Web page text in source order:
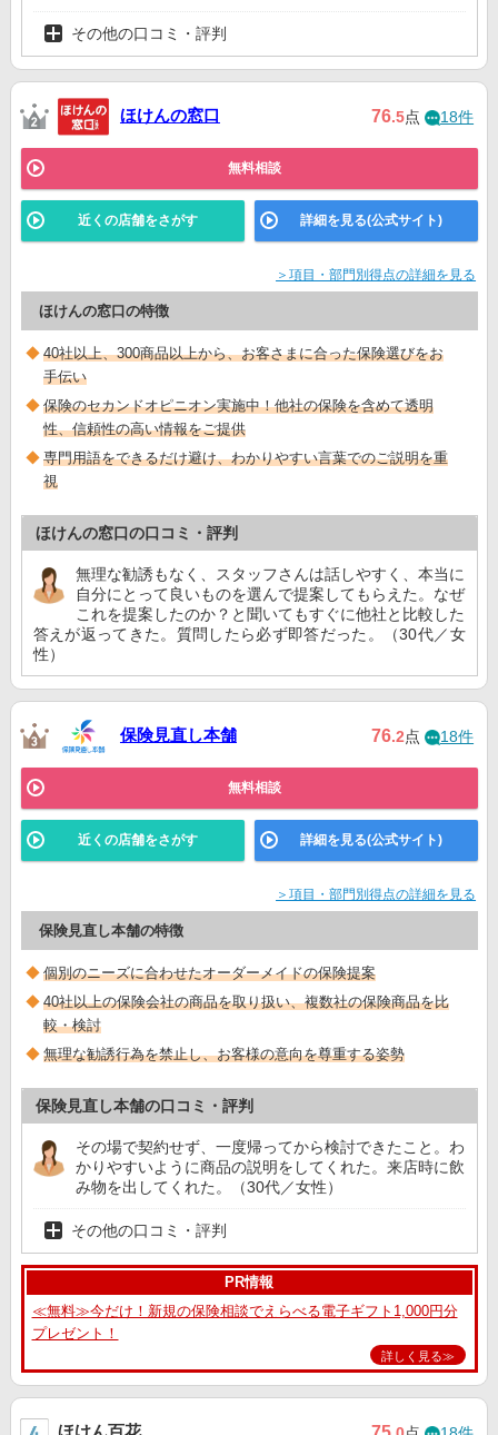
その他の口コミ・評判
ほけんの窓口 76.5点 18件
無料相談
近くの店舗をさがす 詳細を見る(公式サイト)
＞項目・部門別得点の詳細を見る
ほけんの窓口の特徴
40社以上、300商品以上から、お客さまに合った保険選びをお
手伝い
保険のセカンドオピニオン実施中！他社の保険を含めて透明
性、信頼性の高い情報をご提供
専門用語をできるだけ避け、わかりやすい言葉でのご説明を重
視
ほけんの窓口の口コミ・評判
無理な勧誘もなく、スタッフさんは話しやすく、本当に
自分にとって良いものを選んで提案してもらえた。なぜ
これを提案したのか？と聞いてもすぐに他社と比較した
答えが返ってきた。質問したら必ず即答だった。（30代／女
性）
保険見直し本舗 76.2点 18件
無料相談
近くの店舗をさがす 詳細を見る(公式サイト)
＞項目・部門別得点の詳細を見る
保険見直し本舗の特徴
個別のニーズに合わせたオーダーメイドの保険提案
40社以上の保険会社の商品を取り扱い、複数社の保険商品を比
較・検討
無理な勧誘行為を禁止し、お客様の意向を尊重する姿勢
保険見直し本舗の口コミ・評判
その場で契約せず、一度帰ってから検討できたこと。わ
かりやすいように商品の説明をしてくれた。来店時に飲
み物を出してくれた。（30代／女性）
その他の口コミ・評判
PR情報
≪無料≫今だけ！新規の保険相談でえらべる電子ギフト1,000円分
プレゼント！
詳しく見る≫